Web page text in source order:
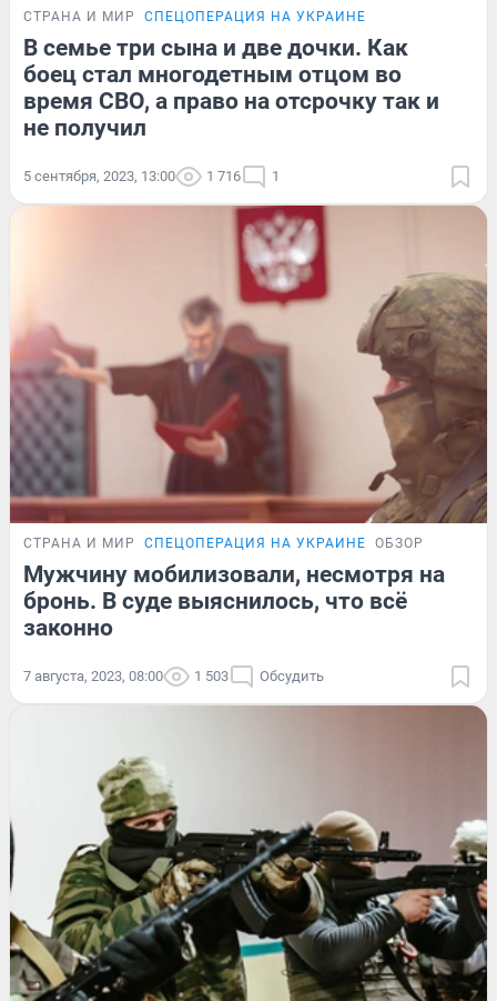
СТРАНА И МИР СПЕЦОПЕРАЦИЯ НА УКРАИНЕ
В семье три сына и две дочки. Как
боец стал многодетным отцом во
время СВО, а право на отсрочку так и
не получил
5 сентября, 2023, 13:00 1 716 1
СТРАНА И МИР СПЕЦОПЕРАЦИЯ НА УКРАИНЕ ОБЗОР
Мужчину мобилизовали, несмотря на
бронь. В суде выяснилось, что всё
законно
7 августа, 2023, 08:00 1 503 Обсудить